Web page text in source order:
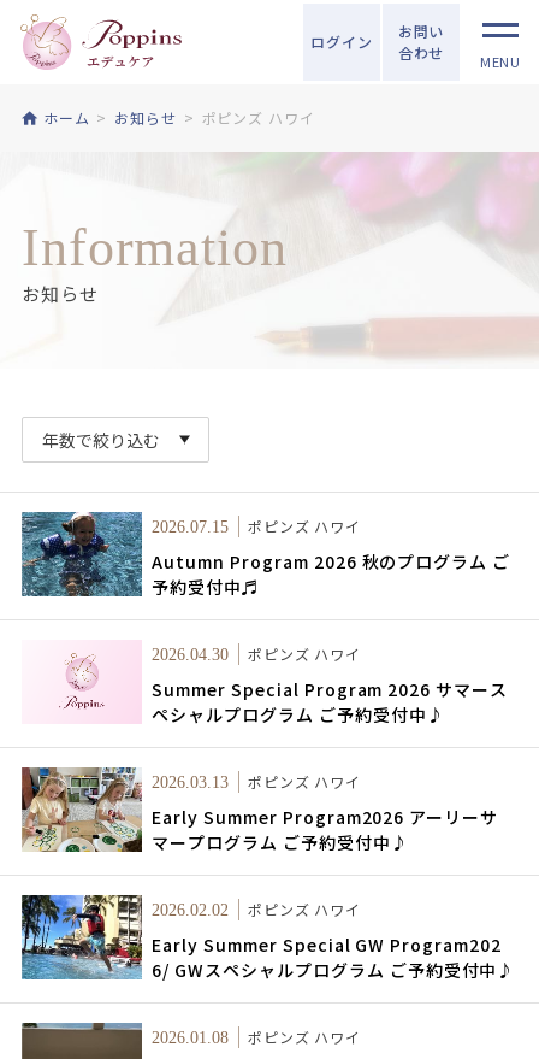
ログイン
お問い
合わせ
MENU
ホーム お知らせ ポピンズ ハワイ
Information
お知らせ
2026.07.15 ポピンズ ハワイ
Autumn Program 2026 秋のプログラム ご
予約受付中♬
2026.04.30 ポピンズ ハワイ
Summer Special Program 2026 サマース
ペシャルプログラム ご予約受付中♪
2026.03.13 ポピンズ ハワイ
Early Summer Program2026 アーリーサ
マープログラム ご予約受付中♪
2026.02.02 ポピンズ ハワイ
Early Summer Special GW Program202
6/ GWスペシャルプログラム ご予約受付中♪
2026.01.08 ポピンズ ハワイ